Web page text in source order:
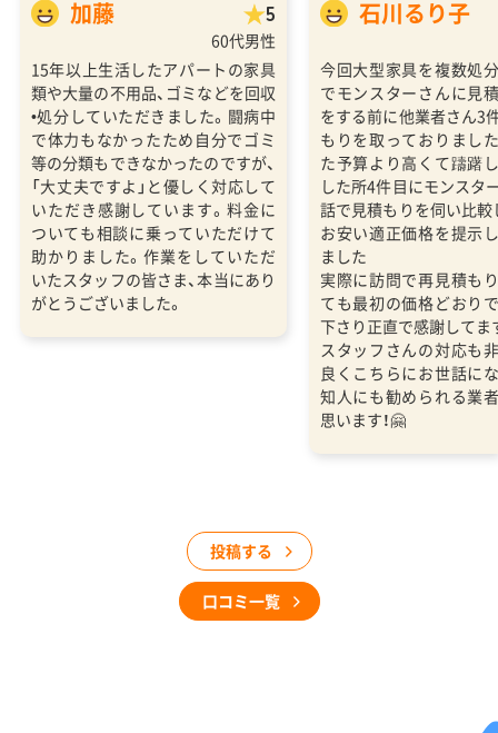
加藤 5
60代男性
15年以上生活したアパートの家具
類や大量の不用品、ゴミなどを回収
•処分していただきました。闘病中
で体力もなかったため自分でゴミ
等の分類もできなかったのですが、
「大丈夫ですよ」と優しく対応して
いただき感謝しています。料金に
ついても相談に乗っていただけて
助かりました。作業をしていただ
いたスタッフの皆さま、本当にあり
がとうございました。
石川るり子
今回大型家具を複数処
でモンスターさんに見
をする前に他業者さん3
もりを取っておりまし
た予算より高くて躊躇
した所4件目にモンスタ
話で見積もりを伺い比
お安い適正価格を提示
ました
実際に訪問で再見積も
ても最初の価格どおり
下さり正直で感謝してま
スタッフさんの対応も
良くこちらにお世話に
知人にも勧められる業
思います！🤗
投稿する
口コミ一覧